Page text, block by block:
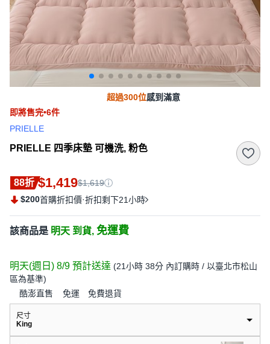
超過300位感到滿意
即將售完•6件
PRIELLE
PRIELLE 四季床墊 可機洗, 粉色
88折 $1,419$1,619
$200首購折扣價·折扣剩下21小時
該商品是 明天 到貨, 免運費
明天(週日) 8/9 預計送達 (21小時 38分 內訂購時 / 以臺北市松山
區為基準)
酷澎直售 免運 免費退貨
尺寸
King